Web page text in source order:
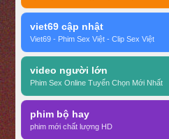
viet69 cập nhật
Viet69 - Phim Sex Việt - Clip Sex Việt
video người lớn
Phim Sex Online Tuyển Chọn Mới Nhất
phim bộ hay
phim mới chất lượng HD